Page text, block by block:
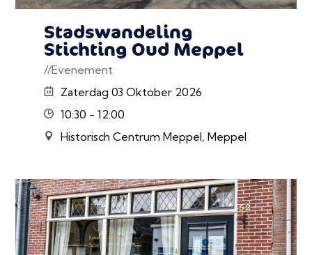
Stadswandeling
Stichting Oud Meppel
//Evenement
Zaterdag 03 Oktober 2026
10:30 - 12:00
Historisch Centrum Meppel, Meppel